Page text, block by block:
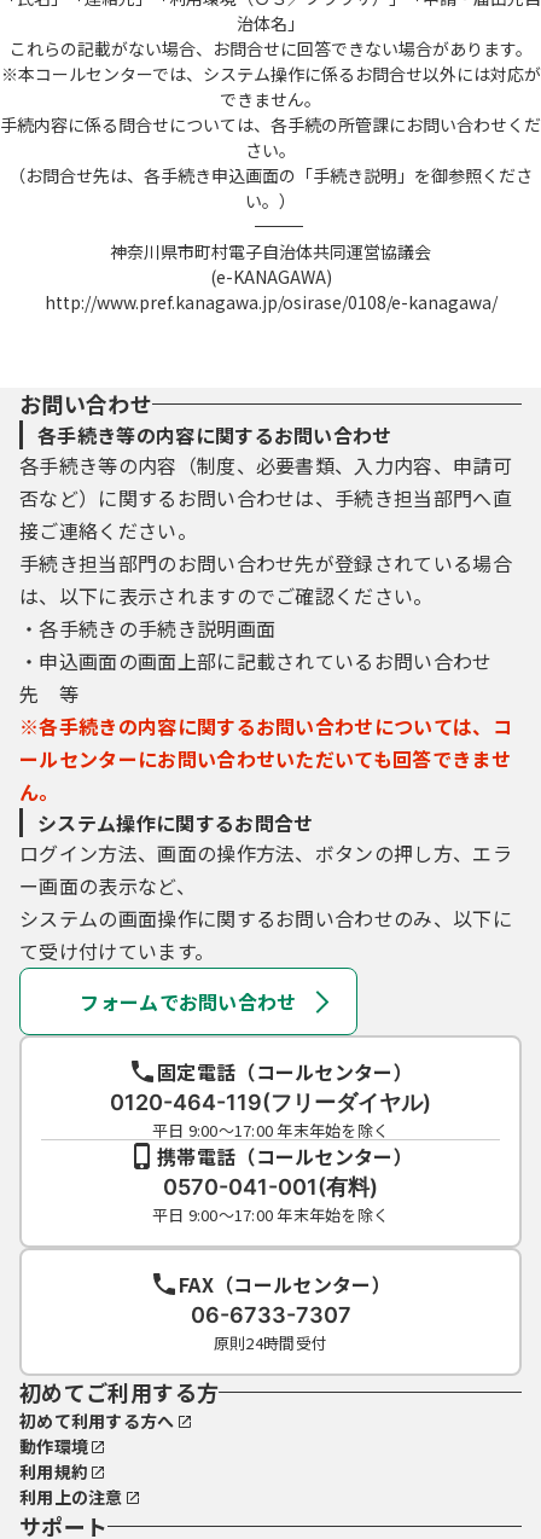
ます。ただし、法人又は団体に関して記録さ
れた情報に含まれる当該法人又は団体の役員
に関する情報及び事業を営む個人の当該事業
に関する情報を除きます。
(13) ＷＥＢ面談 本システムと連携する外部
サービスを利用し、インターネットを通じて
実施する面談をいいます。なお、利用する外
部サービスはTeamsとします。
(14) 利用者情報 利用者が、本システムを利
用するために登録する情報をいい、利用者Ｉ
Ｄ及びパスワードを含みます。
(15) コールセンター 利用者からの本システ
ビス提供をしている株式会社ＮＴＴデータ関
西をいいます。
※e-kanagawa電子申請は株式会社ＮＴＴデ
ータ関西が提供する商用サービスを利用して
います。
（利用規約の同意）
第３条 本システムを利用して電子申請を行
うためには、本規約に同意していただく必要
があり、本規約に同意することができない場
合は、本システムをご利用いただくことはで
（利用者の登録）
う場合は、利用者たる本人が利用方法に従い
利用者登録を行うことができるものとしま
す。なお、この場合利用者が登録したメール
アドレスへＵＲＬを送信します。利用者は、
メールに記載されているＵＲＬにアクセス
し、必要な事項を本システムに入力し本登録
を行います。
（ＧビズＩＤとの連携）
第４条の２ 本システムでは、ＧビズＩＤに
よりログインして、電子申請を行うことがで
きます。
２ ＧビズＩＤによりログインする場合は、
ＧビズＩＤに登録された利用者情報を取得し
て本システムでも使用します。
３ 本システムでは、手続により利用できる
ＧビズＩＤアカウントの種別を限定すること
があります。
（個人情報等の重要情報の保護）
第５条 県は、本システムにより利用者から
取得した個人情報については、個人情報の保
護に関する法律（平成15年法律第57号）に基
づいた保護及び適正管理を行います。また、
取得した個人情報は、法令の要請に基づくも
のを除き、目的外の利用及び第三者への提供
は行いません。
２ 県は、本システムを利用してＷＥＢ面談
を実施する場合は、個人情報等の重要情報を
治体名」
これらの記載がない場合、お問合せに回答できない場合があります。
※本コールセンターでは、システム操作に係るお問合せ以外には対応が
できません。
手続内容に係る問合せについては、各手続の所管課にお問い合わせくだ
さい。
（お問合せ先は、各手続き申込画面の「手続き説明」を御参照くださ
い。）
――――――――――――――――――――――――――――――――――――――――――――――――――
神奈川県市町村電子自治体共同運営協議会
(e-KANAGAWA)
http://www.pref.kanagawa.jp/osirase/0108/e-kanagawa/
お問い合わせ
各手続き等の内容に関するお問い合わせ
各手続き等の内容（制度、必要書類、入力内容、申請可
否など）に関するお問い合わせは、手続き担当部門へ直
接ご連絡ください。
手続き担当部門のお問い合わせ先が登録されている場合
は、以下に表示されますのでご確認ください。
・各手続きの手続き説明画面
・申込画面の画面上部に記載されているお問い合わせ
先 等
※各手続きの内容に関するお問い合わせについては、コ
ールセンターにお問い合わせいただいても回答できませ
ん。
システム操作に関するお問合せ
ログイン方法、画面の操作方法、ボタンの押し方、エラ
ー画面の表示など、
システムの画面操作に関するお問い合わせのみ、以下に
て受け付けています。
フォームでお問い合わせ
固定電話（コールセンター）
0120-464-119(フリーダイヤル)
平日 9:00～17:00 年末年始を除く
携帯電話（コールセンター）
0570-041-001(有料)
平日 9:00～17:00 年末年始を除く
FAX（コールセンター）
06-6733-7307
原則24時間受付
初めてご利用する方
初めて利用する方へ
動作環境
利用規約
利用上の注意
サポート